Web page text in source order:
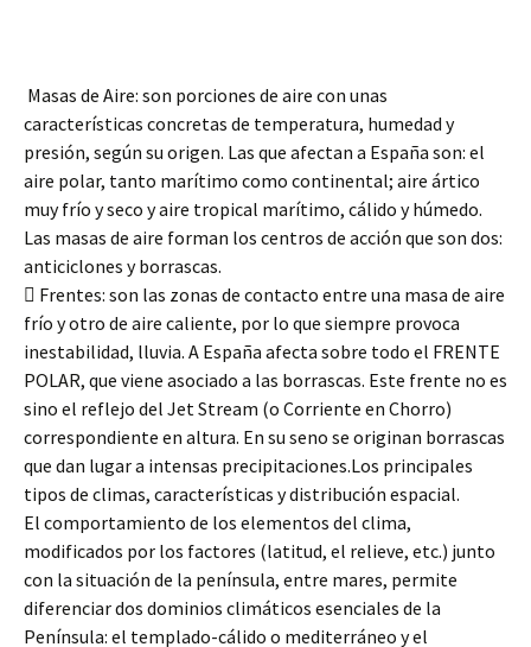
Masas de Aire: son porciones de aire con unas
características concretas de temperatura, humedad y
presión, según su origen. Las que afectan a España son: el
aire polar, tanto marítimo como continental; aire ártico
muy frío y seco y aire tropical marítimo, cálido y húmedo.
Las masas de aire forman los centros de acción que son dos:
anticiclones y borrascas.
 Frentes: son las zonas de contacto entre una masa de aire
frío y otro de aire caliente, por lo que siempre provoca
inestabilidad, lluvia. A España afecta sobre todo el FRENTE
POLAR, que viene asociado a las borrascas. Este frente no es
sino el reflejo del Jet Stream (o Corriente en Chorro)
correspondiente en altura. En su seno se originan borrascas
que dan lugar a intensas precipitaciones.Los principales
tipos de climas, características y distribución espacial.
El comportamiento de los elementos del clima,
modificados por los factores (latitud, el relieve, etc.) junto
con la situación de la península, entre mares, permite
diferenciar dos dominios climáticos esenciales de la
Península: el templado-cálido o mediterráneo y el